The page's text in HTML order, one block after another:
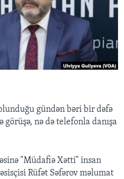
gündən bəri bir dəfə
nə də telefonla danışa
"Müdafiə Xətti" insan
Rüfət Səfərov məlumat